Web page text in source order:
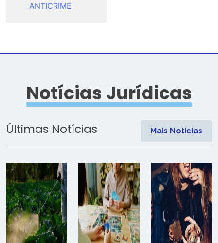
ANTICRIME
Notícias Jurídicas
Últimas Notícias Mais Notícias